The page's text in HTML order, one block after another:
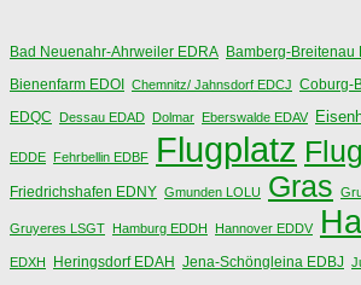
Bad Neuenahr-Ahrweiler EDRA Bamberg-Breitenau
Bienenfarm EDOI Chemnitz/ Jahnsdorf EDCJ Coburg-
EDQC Dessau EDAD Dolmar Eberswalde EDAV
EDDE Fehrbellin EDBF Flugplatz
Friedrichshafen EDNY Gmunden LOLU Gras
Gruyeres LSGT Hamburg EDDH Hannover EDDV
EDXH Heringsdorf EDAH Jena-Schöngleina EDBJ